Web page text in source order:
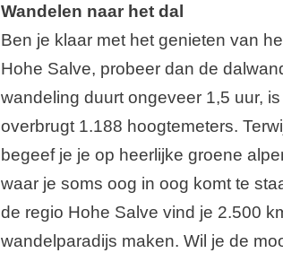
Wandelen naar het dal
Ben je klaar met het genieten van
Hohe Salve, probeer dan de
wandeling duurt ongeveer 1,5 uur,
overbrugt 1.188 hoogtemeters.
begeef je je op heerlijke groene
waar je soms oog in oog komt te
de regio Hohe Salve vind je 2.500
wandelparadijs maken. Wil je de